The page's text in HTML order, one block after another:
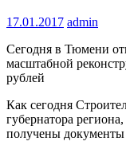
17.01.2017 admin
Сегодня в Тюмени
масштабной
рублей
Как сегодня
губернатора
получены